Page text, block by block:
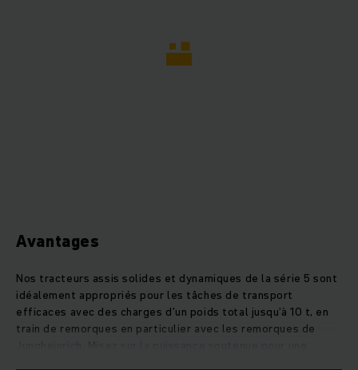
Avantages
Nos tracteurs assis solides et dynamiques de la série 5 sont
idéalement appropriés pour les tâches de transport
efficaces avec des charges d’un poids total jusqu’à 10 t, en
train de remorques en particulier avec les remorques de